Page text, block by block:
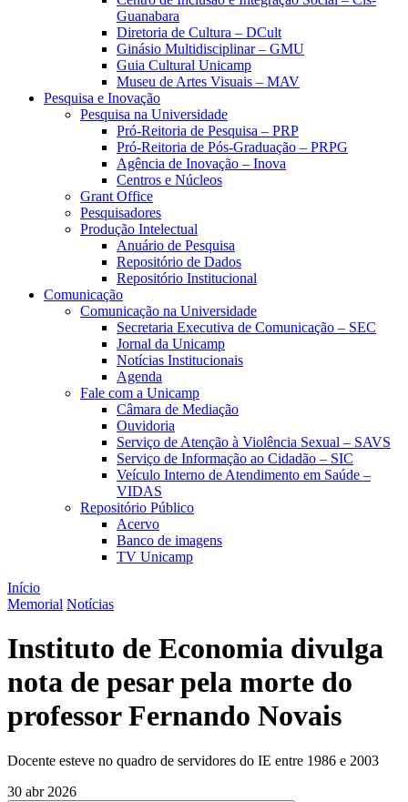
Guanabara
Diretoria de Cultura – DCult
Ginásio Multidisciplinar – GMU
Guia Cultural Unicamp
Museu de Artes Visuais – MAV
Pesquisa e Inovação
Pesquisa na Universidade
Pró-Reitoria de Pesquisa – PRP
Pró-Reitoria de Pós-Graduação – PRPG
Agência de Inovação – Inova
Centros e Núcleos
Grant Office
Pesquisadores
Produção Intelectual
Anuário de Pesquisa
Repositório de Dados
Repositório Institucional
Comunicação
Comunicação na Universidade
Secretaria Executiva de Comunicação – SEC
Jornal da Unicamp
Notícias Institucionais
Agenda
Fale com a Unicamp
Câmara de Mediação
Ouvidoria
Serviço de Atenção à Violência Sexual – SAVS
Serviço de Informação ao Cidadão – SIC
Veículo Interno de Atendimento em Saúde –
VIDAS
Repositório Público
Acervo
Banco de imagens
TV Unicamp
Início
Memorial Notícias
Instituto de Economia divulga
nota de pesar pela morte do
professor Fernando Novais
Docente esteve no quadro de servidores do IE entre 1986 e 2003
30 abr 2026